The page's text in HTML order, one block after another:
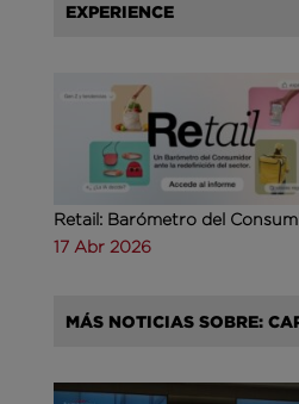
EXPERIENCE
Retail: Barómetro del
17 Abr 2026
MÁS NOTICIAS SOBRE: